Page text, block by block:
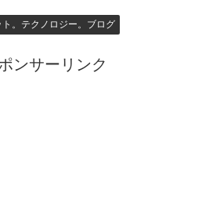
。テクノロジー。ブログ
ンサーリンク